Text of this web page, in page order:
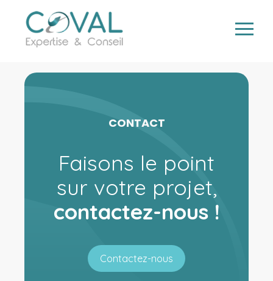
Aller
au
> Gérer vos ressources humaines
> Dématérialiser vos documents
CONTACT
Faisons le point
sur votre projet,
contactez-nous !
Contactez-nous